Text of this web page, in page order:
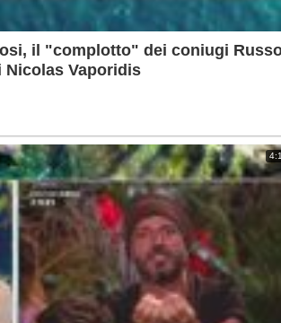
il "complotto" dei coniugi
Nicolas Vaporidis